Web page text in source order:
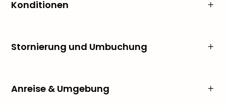
Konditionen
Stornierung und Umbuchung
Anreise & Umgebung